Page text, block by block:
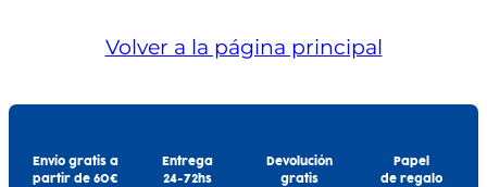
Volver a la página principal
Envío gratis a
partir de 60€
Entrega
24-72hs
Devolución
gratis
Papel
de regalo